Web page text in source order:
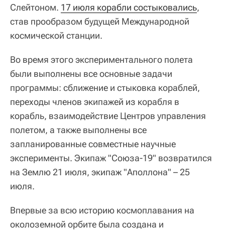
Слейтоном. 17 июля корабли состыковались,
став прообразом будущей Международной
космической станции.
Во время этого экспериментального полета
были выполнены все основные задачи
программы: сближение и стыковка кораблей,
переходы членов экипажей из корабля в
корабль, взаимодействие Центров управления
полетом, а также выполнены все
запланированные совместные научные
эксперименты. Экипаж "Союза-19" возвратился
на Землю 21 июля, экипаж "Аполлона" – 25
июля.
Впервые за всю историю космоплавания на
околоземной орбите была создана и